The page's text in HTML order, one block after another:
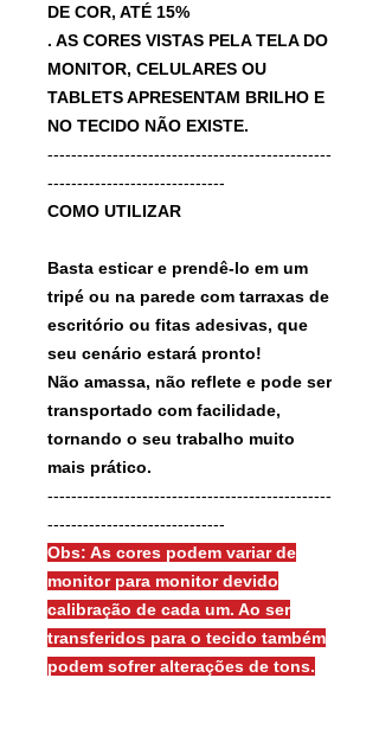
DE COR, ATÉ 15%
. AS CORES VISTAS PELA TELA DO
MONITOR, CELULARES OU
TABLETS APRESENTAM BRILHO E
NO TECIDO NÃO EXISTE.
------------------------------------------------
------------------------------
COMO UTILIZAR
Basta esticar e prendê-lo em um
tripé ou na parede com tarraxas de
escritório ou fitas adesivas, que
seu cenário estará pronto!
Não amassa, não reflete e pode ser
transportado com facilidade,
tornando o seu trabalho muito
mais prático.
------------------------------------------------
------------------------------
Obs: As cores podem variar de
monitor para monitor devido
calibração de cada um. Ao ser
transferidos para o tecido também
podem sofrer alterações de tons.